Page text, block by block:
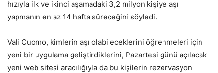
hızıyla ilk ve ikinci aşamadaki 3,2 milyon kişiye aşı
yapmanın en az 14 hafta süreceğini söyledi.
Vali Cuomo, kimlerin aşı olabileceklerini öğrenmeleri için
yeni bir uygulama geliştirdiklerini, Pazartesi günü açılacak
yeni web sitesi aracılığıyla da bu kişilerin rezervasyon